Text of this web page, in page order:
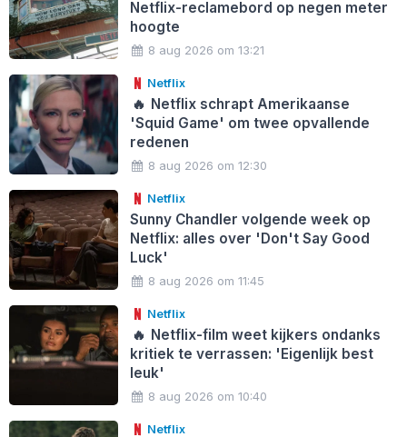
Netflix-reclamebord op negen meter
hoogte
8 aug 2026 om 13:21
Netflix
🔥 Netflix schrapt Amerikaanse
'Squid Game' om twee opvallende
redenen
8 aug 2026 om 12:30
Netflix
Sunny Chandler volgende week op
Netflix: alles over 'Don't Say Good
Luck'
8 aug 2026 om 11:45
Netflix
🔥 Netflix-film weet kijkers ondanks
kritiek te verrassen: 'Eigenlijk best
leuk'
8 aug 2026 om 10:40
Netflix